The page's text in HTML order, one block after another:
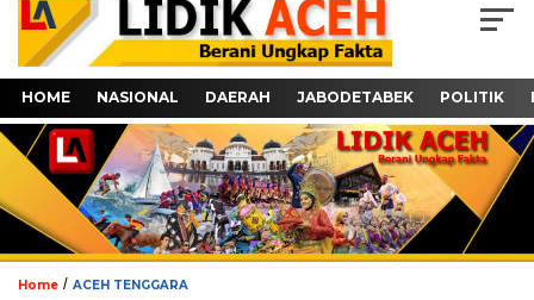
HOME NASIONAL DAERAH JABODETABEK POLITIK
Home / ACEH TENGGARA